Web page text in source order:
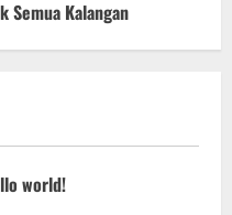
Semua Kalangan
world!